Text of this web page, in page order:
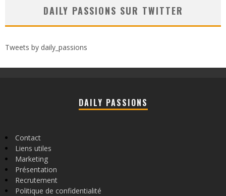
DAILY PASSIONS SUR TWITTER
Tweets by daily_passions
DAILY PASSIONS
Contact
Liens utiles
Marketing
Présentation
Recrutement
Politique de confidentialité